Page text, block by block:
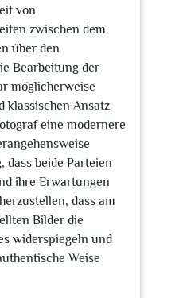
von
zwischen dem
über den
Bearbeitung der
möglicherweise
klassischen Ansatz
eine modernere
dass beide Parteien
ihre Erwartungen
dass am
Bilder die
widerspiegeln und
Weise